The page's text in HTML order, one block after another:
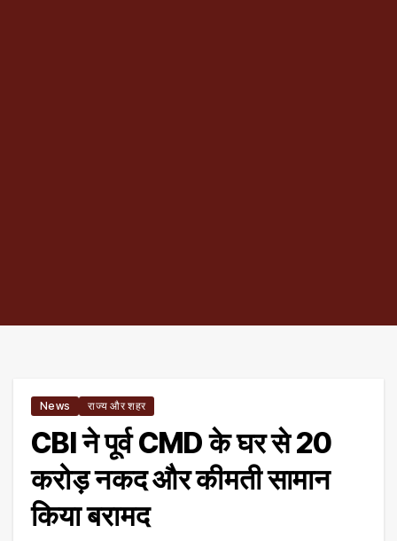
News राज्य और शहर
CBI ने पूर्व CMD के घर से 20
करोड़ नकद और कीमती सामान
किया बरामद